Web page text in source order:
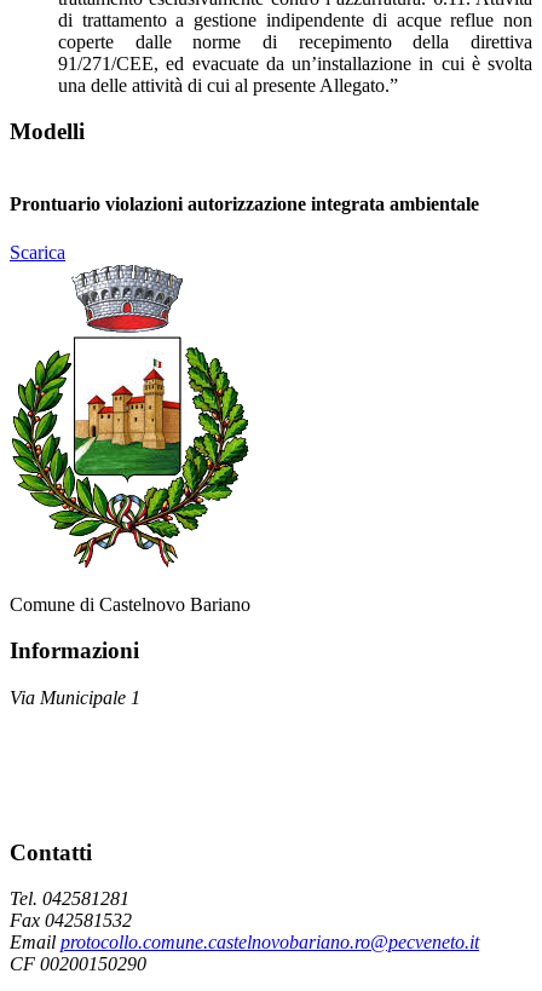
di trattamento a gestione indipendente di acque reflue non
coperte dalle norme di recepimento della direttiva
91/271/CEE, ed evacuate da un’installazione in cui è svolta
una delle attività di cui al presente Allegato.”
Modelli
Prontuario violazioni autorizzazione integrata ambientale
Scarica
Comune di Castelnovo Bariano
Informazioni
Via Municipale 1
Contatti
Tel. 042581281
Fax 042581532
Email protocollo.comune.castelnovobariano.ro@pecveneto.it
CF 00200150290